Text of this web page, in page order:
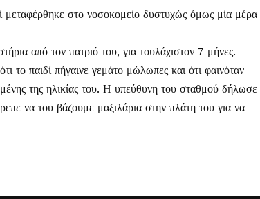
μεταφέρθηκε στο νοσοκομείο δυστυχώς όμως μία μέρα
από τον πατριό του, για τουλάχιστον 7 μήνες.
το παιδί πήγαινε γεμάτο μώλωπες και ότι φαινόταν
της ηλικίας του. Η υπεύθυνη του σταθμού δήλωσε
να του βάζουμε μαξιλάρια στην πλάτη του για να